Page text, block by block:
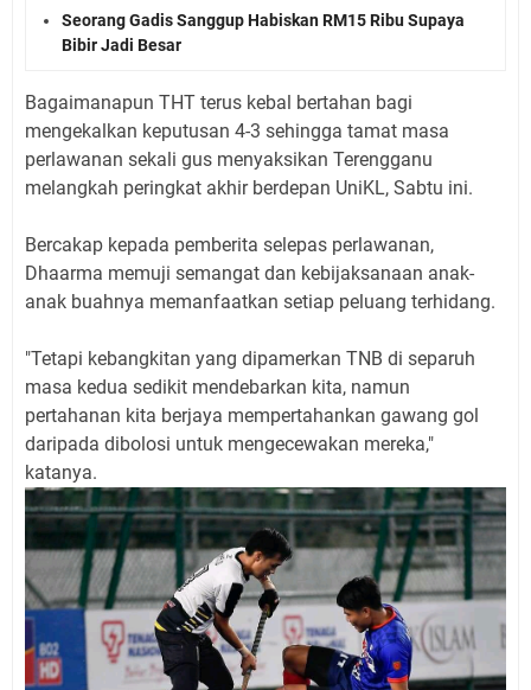
Seorang Gadis Sanggup Habiskan RM15 Ribu Supaya
Bibir Jadi Besar
Bagaimanapun THT terus kebal bertahan bagi
mengekalkan keputusan 4-3 sehingga tamat masa
perlawanan sekali gus menyaksikan Terengganu
melangkah peringkat akhir berdepan UniKL, Sabtu ini.
Bercakap kepada pemberita selepas perlawanan,
Dhaarma memuji semangat dan kebijaksanaan anak-
anak buahnya memanfaatkan setiap peluang terhidang.
"Tetapi kebangkitan yang dipamerkan TNB di separuh
masa kedua sedikit mendebarkan kita, namun
pertahanan kita berjaya mempertahankan gawang gol
daripada dibolosi untuk mengecewakan mereka,"
katanya.